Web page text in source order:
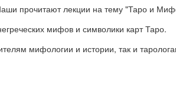
прочитают лекции на тему "Таро и
мифов и символики карт Таро.
мифологии и истории, так и